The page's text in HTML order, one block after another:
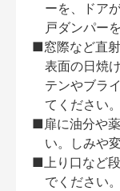
ーを、ドア
戸ダンパー
■窓際など直
表面の日焼
テンやブラ
てください。
■扉に油分や
い。しみや
■上り口など
でください